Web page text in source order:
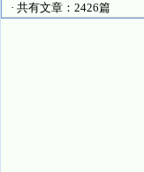
· 共有文章：2426篇